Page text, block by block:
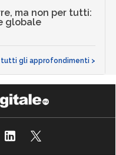
ma non per tutti:
globale
tutti gli approfondimenti >